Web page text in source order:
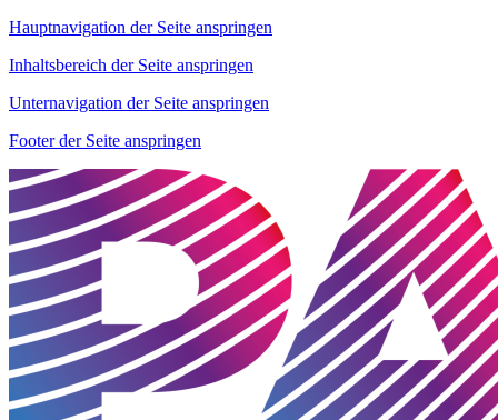
Hauptnavigation der Seite anspringen
Inhaltsbereich der Seite anspringen
Unternavigation der Seite anspringen
Footer der Seite anspringen